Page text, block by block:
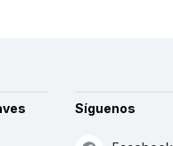
Síguenos